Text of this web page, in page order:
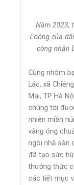
Năm 2023,
Loóng của
công nhận
Cùng nhóm
Lác, xã
Mai, TP Hà
chúng tôi
nhiên miền
vàng óng
ngôi nhà sàn
đã tạo sức
thưởng thức
các tiết mục